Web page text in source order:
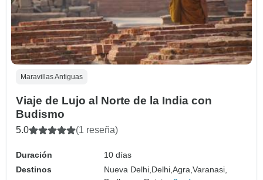
Maravillas Antiguas
Viaje de Lujo al Norte de la India con
Budismo
5.0 (1 reseña)
Duración
10 días
Destinos
Nueva Delhi, Delhi,Agra,Varanasi,